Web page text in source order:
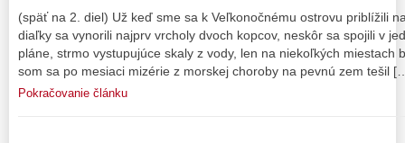
(späť na 2. diel) Už keď sme sa k Veľkonočnému ostrovu priblížili
diaľky sa vynorili najprv vrcholy dvoch kopcov, neskôr sa spojili v
pláne, strmo vystupujúce skaly z vody, len na niekoľkých miestach
som sa po mesiaci mizérie z morskej choroby na pevnú zem tešil
Pokračovanie článku